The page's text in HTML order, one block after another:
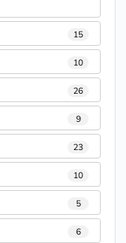
15
10
26
9
23
10
5
6